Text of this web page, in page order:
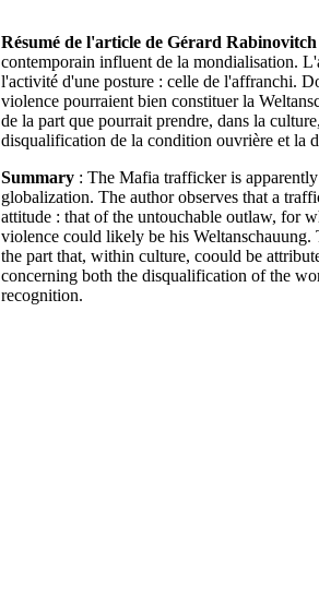
Résumé de l'article de Gérard
contemporain influent de la mondialisation.
l'activité d'une posture : celle de l'affranchi.
violence pourraient bien constituer la
de la part que pourrait prendre, dans la
disqualification de la condition ouvrière et la
Summary : The Mafia trafficker is
globalization. The author observes that a
attitude : that of the untouchable outlaw, for
violence could likely be his Weltanschauung.
the part that, within culture, coould be
concerning both the disqualification of the
recognition.